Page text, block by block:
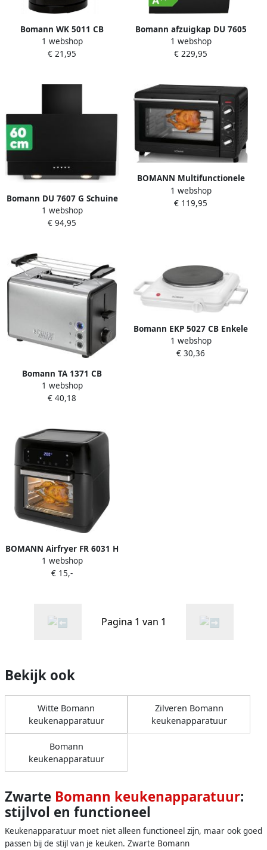
Bomann WK 5011 CB
Waterkoker 1.7L Zwart
1 webshop
€ 21,95
Bomann afzuigkap DU 7605
G schuine afzuigkap sensor
control DC motor met
1 webshop
€ 229,95
Bomann DU 7607 G Schuine
Afzuigkap Zwart Glas 60cm
met randafzuiging
1 webshop
€ 94,95
BOMANN Multifunctionele
oven MBG 6023 CB
1 webshop
€ 119,95
Bomann TA 1371 CB
Broodrooster RVS
1 webshop
€ 40,18
Bomann EKP 5027 CB Enkele
kookplaat
1 webshop
€ 30,36
BOMANN Airfryer FR 6031 H
CB Traploos verstelbare
thermostaat
1 webshop
€ 15,-
Pagina 1 van 1
Bekijk ook
Witte Bomann
keukenapparatuur
Zilveren Bomann
keukenapparatuur
Bomann
keukenapparatuur
Zwarte Bomann keukenapparatuur:
stijlvol en functioneel
Keukenapparatuur moet niet alleen functioneel zijn, maar ook goed
passen bij de stijl van je keuken. Zwarte Bomann